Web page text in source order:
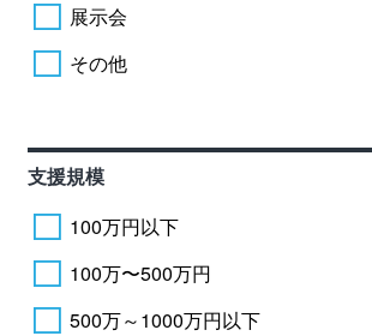
展示会
その他
支援規模
100万円以下
100万〜500万円
500万～1000万円以下